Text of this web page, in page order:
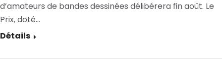
d’amateurs de bandes dessinées délibérera fin août. Le
Prix, doté…
Détails